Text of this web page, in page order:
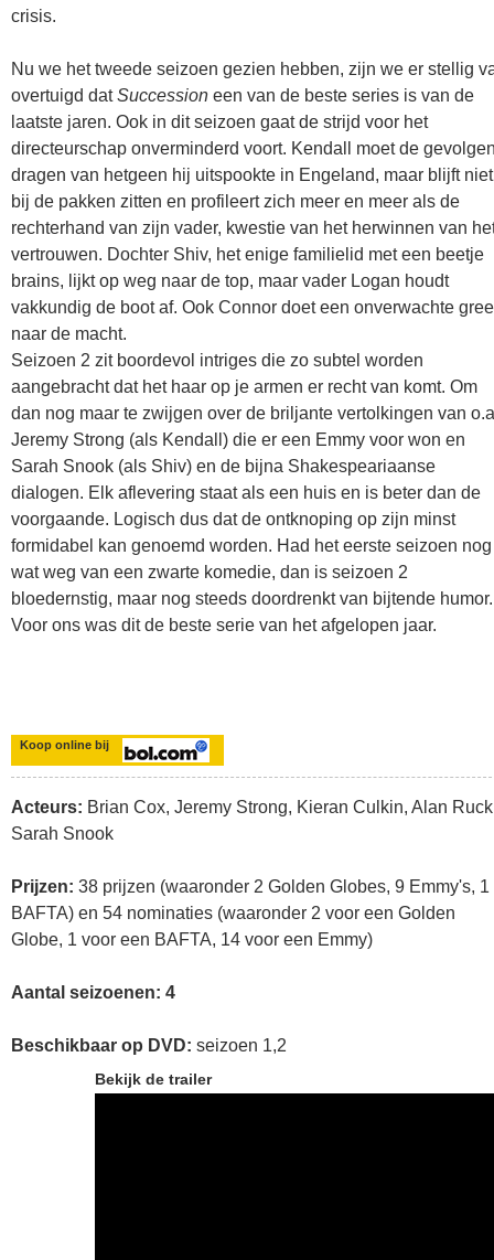
crisis.
Nu we het tweede seizoen gezien hebben, zijn we er stellig
overtuigd datSuccession een van de beste series is van de
laatste jaren. Ook in dit seizoen gaat de strijd voor het
directeurschap onverminderd voort. Kendall moet de
dragen van hetgeen hij uitspookte in Engeland, maar blijft niet
bij de pakken zitten en profileert zich meer en meer als de
rechterhand van zijn vader, kwestie van het herwinnen van
vertrouwen. Dochter Shiv, het enige familielid met een beetje
brains, lijkt op weg naar de top, maar vader Logan houdt
vakkundig de boot af. Ook Connor doet een onverwachte
naar de macht.
Seizoen 2 zit boordevol intriges die zo subtel worden
aangebracht dat het haar op je armen er recht van komt. Om
dan nog maar te zwijgen over de briljante vertolkingen van
Jeremy Strong (als Kendall) die er een Emmy voor won en
Sarah Snook (als Shiv) en de bijna Shakespeariaanse
dialogen. Elk aflevering staat als een huis en is beter dan de
voorgaande. Logisch dus dat de ontknoping op zijn minst
formidabel kan genoemd worden. Had het eerste seizoen nog
wat weg van een zwarte komedie, dan is seizoen 2
bloedernstig, maar nog steeds doordrenkt van bijtende humor.
Voor ons was dit de beste serie van het afgelopen jaar.
Koop online bij
Acteurs: Brian Cox, Jeremy Strong, Kieran Culkin, Alan
Sarah Snook
Prijzen: 38 prijzen (waaronder 2 Golden Globes, 9 Emmy's, 1
BAFTA) en 54 nominaties (waaronder 2 voor een Golden
Globe, 1 voor een BAFTA, 14 voor een Emmy)
Aantal seizoenen: 4
Beschikbaar op DVD: seizoen 1,2
Bekijk de trailer